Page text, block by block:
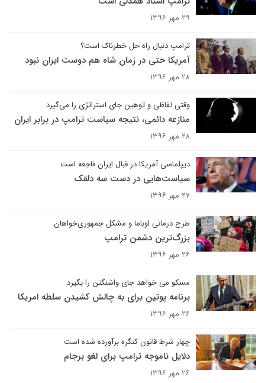
۲۹ مهر ۱۳۹۶
ترامپ دنبال راه حل خطرناک است؟
آمریکا حتی در زمان شاه هم دوست ایران نبود
۲۸ مهر ۱۳۹۶
وقتی لفاظی‌ و توهین‌ جای استراتژی را می‌گیرد
منازعه دائمی، نتیجه سیاست ترامپ در برابر ایران
۲۸ مهر ۱۳۹۶
دیپلماسی آمریکا در قبال ایران فاجعه است
سیاست‌هایی در دست سه دلقک
۲۷ مهر ۱۳۹۶
طرح درمانی اوباما و مشکل جمهوری‌خواهان
بزرگ‌ترین دشمن ترامپ
۲۶ مهر ۱۳۹۶
مسکو می خواهد جای واشنگتن را بگیرد
برنامه پوتین برای به چالش کشیدن سلطه امریکا
۲۶ مهر ۱۳۹۶
چهار شرط قانون کنگره برآورده شده است
دلایل ناموجه ترامپ برای لغو برجام
۲۶ مهر ۱۳۹۶